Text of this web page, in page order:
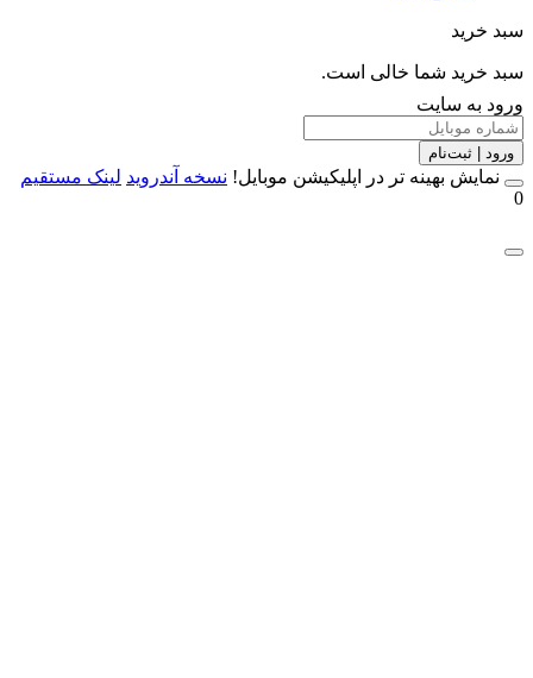
خرید شما خالی است.
به سایت
| ثبت‌نام
بهینه تر در اپلیکیشن موبایل!نسخه آندروید لینک مستقیم